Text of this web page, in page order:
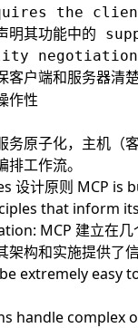
the
明其功能中的
作性
务原子化，主机（
工作流。
设计原则 MCP is
that inform
MCP 建立在几
构和实施提供了信
extremely easy
handle complex